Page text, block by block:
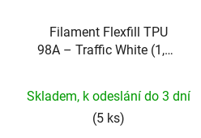
Filament Flexfill TPU
98A – Traffic White (1,75
Skladem, k odeslání do 3 dní
(5 ks)